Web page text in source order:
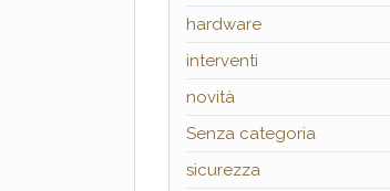
hardware
interventi
novità
Senza categoria
sicurezza